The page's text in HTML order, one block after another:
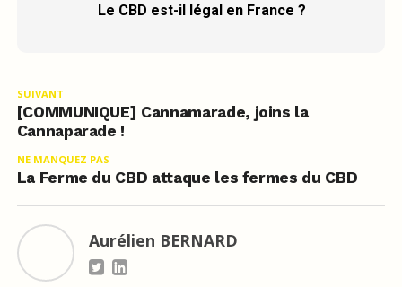
Le CBD est-il légal en France ?
SUIVANT
[COMMUNIQUE] Cannamarade, joins la
Cannaparade !
NE MANQUEZ PAS
La Ferme du CBD attaque les fermes du CBD
Aurélien BERNARD